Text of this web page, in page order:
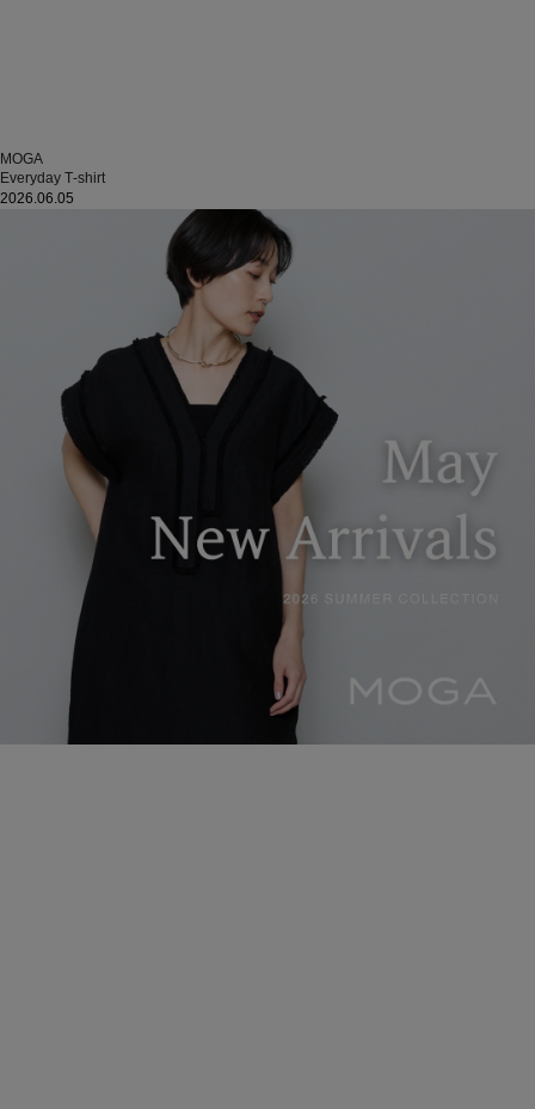
MOGA
Everyday T‐shirt
2026.06.05